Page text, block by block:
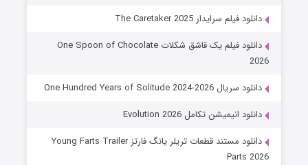
دانلود فیلم سرایدار The Caretaker 2025
دانلود فیلم یک قاشق شکلات One Spoon of Chocolate
2026
دانلود سریال One Hundred Years of Solitude 2024-2026
دانلود انیمیشن تکامل Evolution 2026
دانلود مستند قطعات تریلر یانگ فارتز Young Farts Trailer
Parts 2026